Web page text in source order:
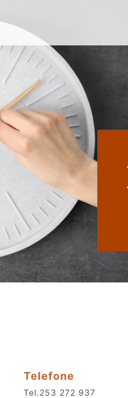
Telefone
Tel.253 272 937